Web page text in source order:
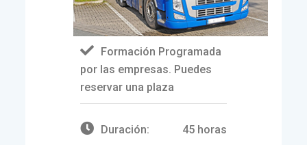
Formación Programada
por las empresas. Puedes
reservar una plaza
Duración: 45 horas